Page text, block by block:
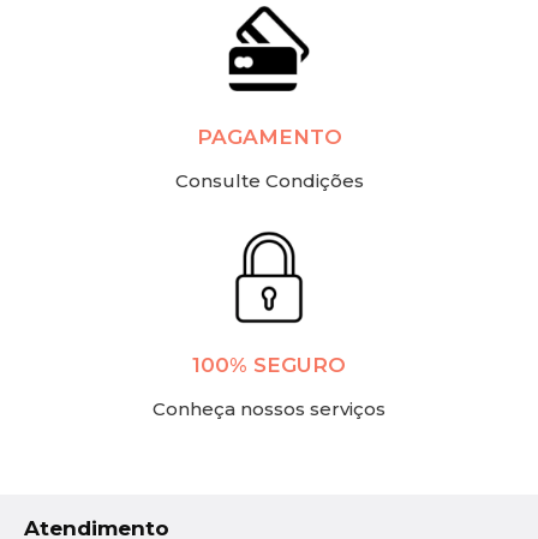
PAGAMENTO
Consulte Condições
100% SEGURO
Conheça nossos serviços
Atendimento